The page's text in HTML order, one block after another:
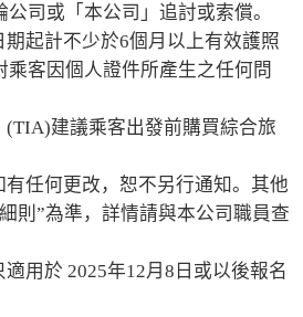
司或「本公司」追討或索償。
乘客因個人證件所產生之任何問
則”為準，詳情請與本公司職員查